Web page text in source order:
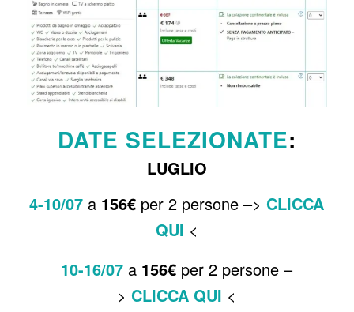
DATE SELEZIONATE:
LUGLIO
4-10/07 a 156€ per 2 persone –> CLICCA
QUI <
10-16/07 a 156€ per 2 persone –
> CLICCA QUI <